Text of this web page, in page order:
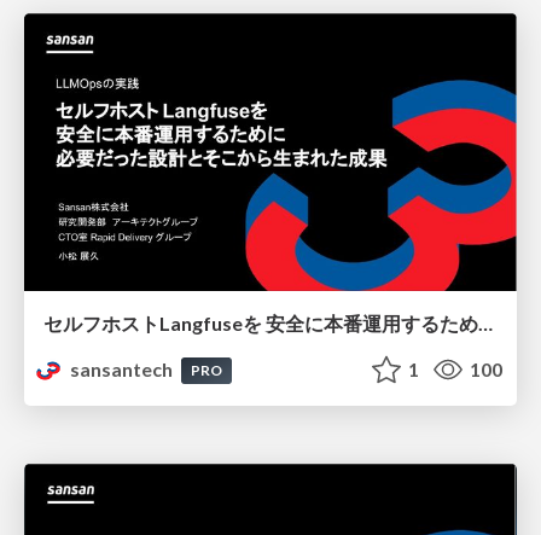
セルフホストLangfuseを 安全に本番運用するために 必要だった設計とそこから生まれた成果
sansantech
PRO 1 100